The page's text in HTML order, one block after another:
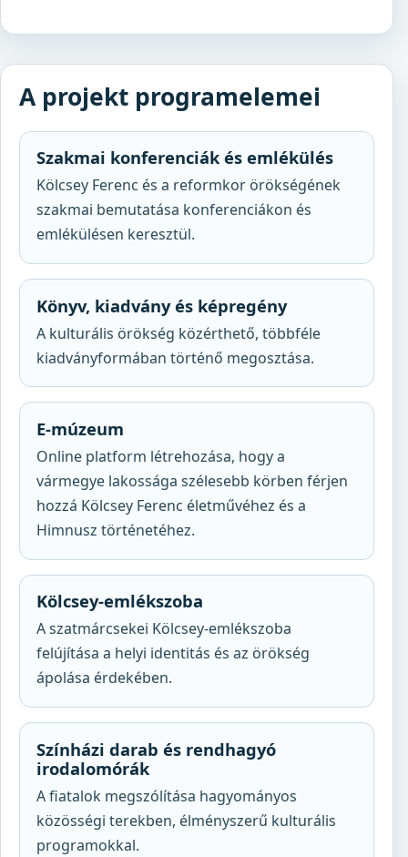
A projekt programelemei
Szakmai konferenciák és emlékülés
Kölcsey Ferenc és a reformkor örökségének
szakmai bemutatása konferenciákon és
emlékülésen keresztül.
Könyv, kiadvány és képregény
A kulturális örökség közérthető, többféle
kiadványformában történő megosztása.
E-múzeum
Online platform létrehozása, hogy a
vármegye lakossága szélesebb körben férjen
hozzá Kölcsey Ferenc életművéhez és a
Himnusz történetéhez.
Kölcsey-emlékszoba
A szatmárcsekei Kölcsey-emlékszoba
felújítása a helyi identitás és az örökség
ápolása érdekében.
Színházi darab és rendhagyó
irodalomórák
A fiatalok megszólítása hagyományos
közösségi terekben, élményszerű kulturális
programokkal.